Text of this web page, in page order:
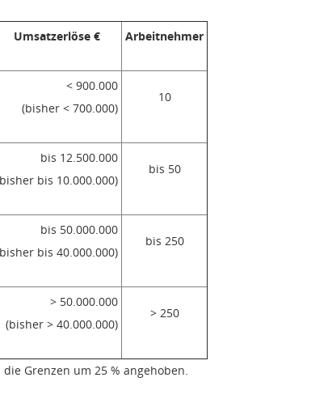
Umsatzerlöse € Arbeitnehmer
< 900.000
(bisher < 700.000)
10
bis 12.500.000
bis 10.000.000)
bis 50
bis 50.000.000
bis 40.000.000)
bis 250
> 50.000.000
(bisher > 40.000.000)
> 250
Grenzen um 25 % angehoben.